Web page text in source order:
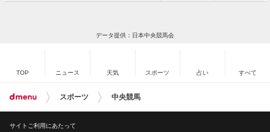
データ提供：日本中央競馬会
TOP ニュース 天気 スポーツ 占い すべて
スポーツ 中央競馬
サイトご利用にあたって